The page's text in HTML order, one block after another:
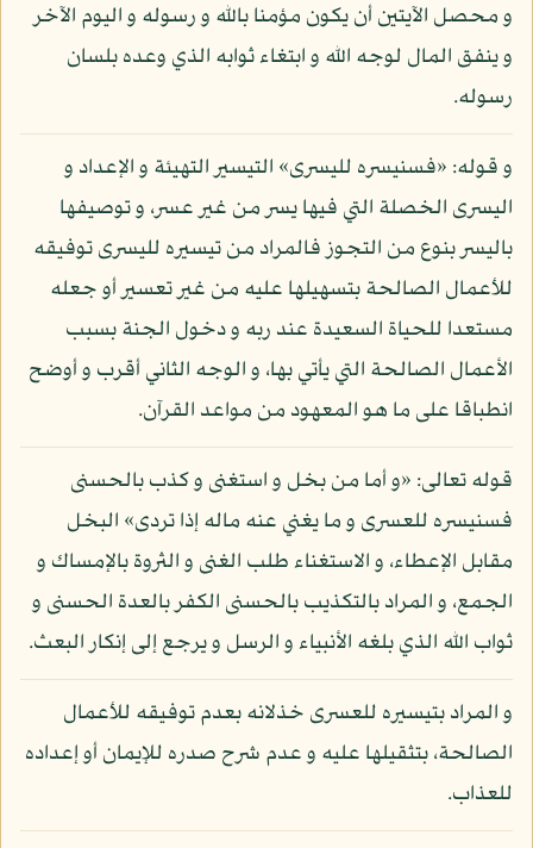
و محصل الآيتين أن يكون مؤمنا بالله و رسوله و اليوم الآخر
و ينفق المال لوجه الله و ابتغاء ثوابه الذي وعده بلسان
رسوله.
و قوله: «فسنيسره لليسرى» التيسير التهيئة و الإعداد و
اليسرى الخصلة التي فيها يسر من غير عسر، و توصيفها
باليسر بنوع من التجوز فالمراد من تيسيره لليسرى توفيقه
للأعمال الصالحة بتسهيلها عليه من غير تعسير أو جعله
مستعدا للحياة السعيدة عند ربه و دخول الجنة بسبب
الأعمال الصالحة التي يأتي بها، و الوجه الثاني أقرب و أوضح
انطباقا على ما هو المعهود من مواعد القرآن.
قوله تعالى: «و أما من بخل و استغنى و كذب بالحسنى
فسنيسره للعسرى و ما يغني عنه ماله إذا تردى» البخل
مقابل الإعطاء، و الاستغناء طلب الغنى و الثروة بالإمساك و
الجمع، و المراد بالتكذيب بالحسنى الكفر بالعدة الحسنى و
ثواب الله الذي بلغه الأنبياء و الرسل و يرجع إلى إنكار البعث.
و المراد بتيسيره للعسرى خذلانه بعدم توفيقه للأعمال
الصالحة، بتثقيلها عليه و عدم شرح صدره للإيمان أو إعداده
للعذاب.